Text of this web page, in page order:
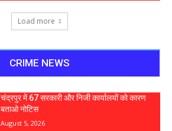
Load more
CRIME NEWS
चंद्रपुर में 67 सरकारी और निजी कार्यालयों को कारण
बताओ नोटिस
August 5, 2026